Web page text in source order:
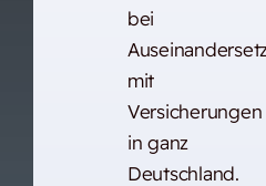
bei
mit
Versicherungen
in ganz
Deutschland.